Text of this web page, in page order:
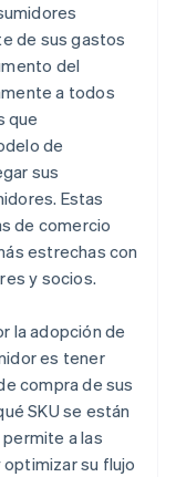
de sus gastos
del
a todos
que
de
sus
Estas
de comercio
estrechas con
y socios.
la adopción de
es tener
compra de sus
SKU se están
a las
su flujo